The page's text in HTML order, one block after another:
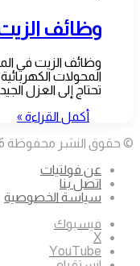
وظائف
وظائف الزيت في
المحولات
تحتاج إلى العزل الجيد
أكمل القراءة »
© حقوق النشر محفوظة 2026 |
عن فولتيات
اتصل بنا
سياسة الخصوصية
فيسبوك
‫X
‫YouTube